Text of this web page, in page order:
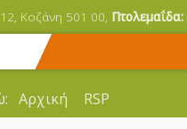
Κοζάνη 501 00, Πτολεμαΐδα:
Αρχική RSP